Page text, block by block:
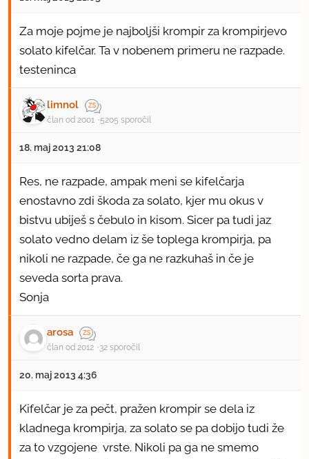
Za moje pojme je najboljši krompir za krompirjevo
solato kifelčar. Ta v nobenem primeru ne razpade.
testeninca
limnol
član od 2001 5205 sporočil
18. maj 2013 21:08
Res, ne razpade, ampak meni se kifelčarja
enostavno zdi škoda za solato, kjer mu okus v
bistvu ubiješ s čebulo in kisom. Sicer pa tudi jaz
solato vedno delam iz še toplega krompirja, pa
nikoli ne razpade, če ga ne razkuhaš in če je
seveda sorta prava.
Sonja
arosa
član od 2012 32 sporočil
20. maj 2013 4:36
Kifelčar je za pečt, pražen krompir se dela iz
kladnega krompirja, za solato se pa dobijo tudi že
za to vzgojene vrste. Nikoli pa ga ne smemo